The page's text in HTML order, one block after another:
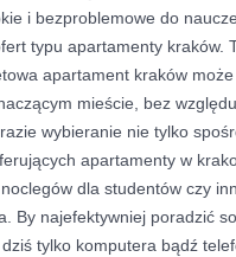
i bezproblemowe do
typu apartamenty kraków.
apartament kraków
mieście, bez
wybieranie nie tylko
apartamenty w
dla studentów czy
By najefektywniej poradzić
tylko komputera bądź